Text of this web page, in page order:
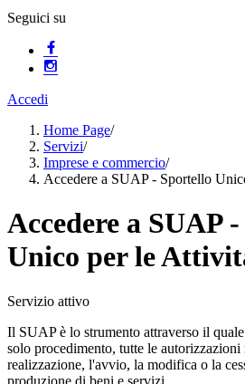
Seguici su
Accedi
Home Page/
Servizi/
Imprese e commercio/
Accedere a SUAP - Sportello
Accedere a SUAP
Unico per le
Servizio attivo
Il SUAP è lo strumento attraverso il
solo procedimento, tutte le autorizzazioni
realizzazione, l'avvio, la modifica o la
produzione di beni e servizi.